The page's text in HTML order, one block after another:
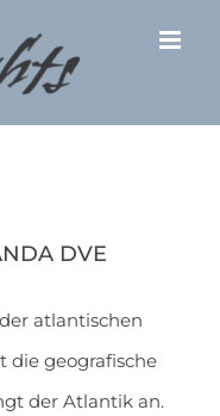
DVE
atlantischen
die geografische
der Atlantik an.